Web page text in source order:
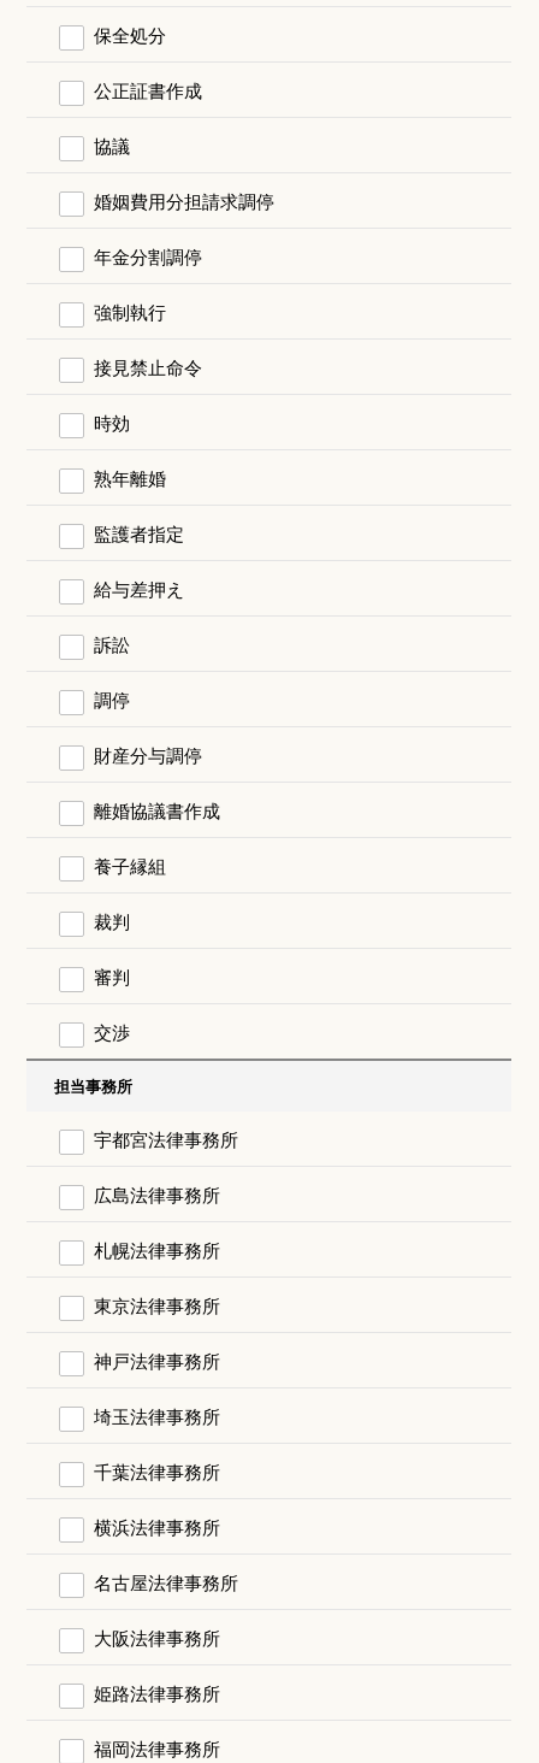
保全処分
公正証書作成
協議
婚姻費用分担請求調停
年金分割調停
強制執行
接見禁止命令
時効
熟年離婚
監護者指定
給与差押え
訴訟
調停
財産分与調停
離婚協議書作成
養子縁組
裁判
審判
交渉
担当事務所
宇都宮法律事務所
広島法律事務所
札幌法律事務所
東京法律事務所
神戸法律事務所
埼玉法律事務所
千葉法律事務所
横浜法律事務所
名古屋法律事務所
大阪法律事務所
姫路法律事務所
福岡法律事務所